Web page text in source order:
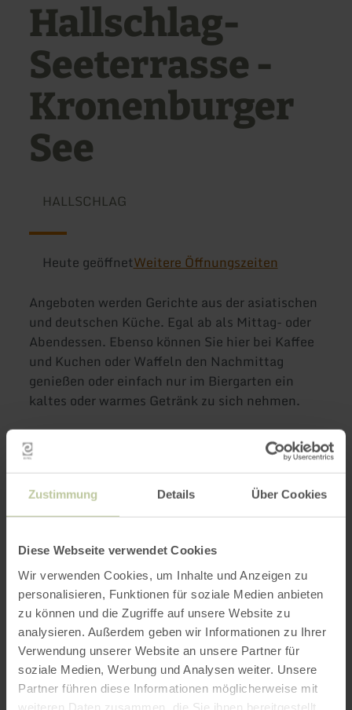
Zustimmung Details Über Cookies
Diese Webseite verwendet Cookies
Wir verwenden Cookies, um Inhalte und Anzeigen zu
personalisieren, Funktionen für soziale Medien anbieten
zu können und die Zugriffe auf unsere Website zu
analysieren. Außerdem geben wir Informationen zu Ihrer
Verwendung unserer Website an unsere Partner für
soziale Medien, Werbung und Analysen weiter. Unsere
Partner führen diese Informationen möglicherweise mit
weiteren Daten zusammen, die Sie ihnen bereitgestellt
Hallschlag-
Seeterrasse -
Kronenburger
See
HALLSCHLAG
Heute geöffnetWeitere Öffnungszeiten
Angeboten werden Gerichte aus der asiatischen
und deutschen Küche. Egal ab als Mittag- oder
Abendessen. Ebenso können Sie hier bei Kaffee
und Kuchen oder Waffeln den Nachmittag
genießen oder einfach nur im Biergarten ein
kaltes oder warmes Getränk zu sich nehmen.
Weitere Infos
Öffnungszeiten
Merkmale / Besonderheiten
Kategorien
Platzangebot